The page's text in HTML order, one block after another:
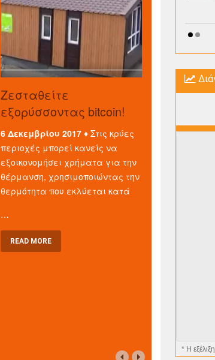
Ζεσταθείτε
εξορύσσοντας bitcoin!
6 Δεκεμβρίου 2017 ♦ Στις κρύες
περιοχές μπορεί κανείς να
εξοικονομήσει χρήματα για την
θέρμανση, χρησιμοποιώντας την
θερμότητα που εκλύεται κατά
…
READ MORE
* H